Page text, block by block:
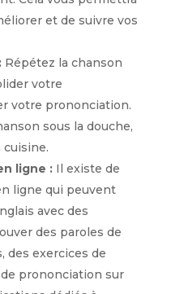
et de suivre vos
Répétez la chanson
votre
votre prononciation.
sous la douche,
ligne :Il existe de
ligne qui peuvent
avec des
des paroles de
des exercices de
prononciation sur